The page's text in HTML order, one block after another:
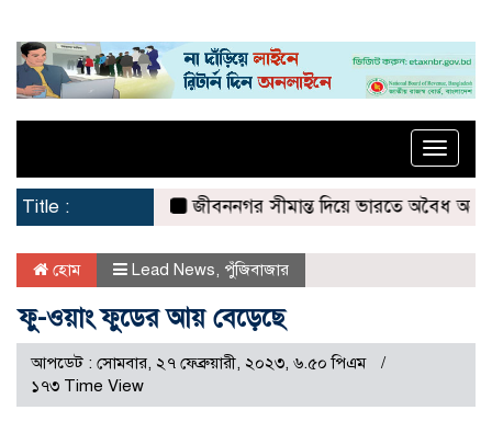
Toggle
Title :
জীবননগর সীমান্ত দিয়ে ভারতে অবৈধ
হোম Lead News পুঁজিবাজার
ফু-ওয়াং ফুডের আয় বেড়েছে
আপডেট : সোমবার, ২৭ ফেব্রুয়ারী, ২০২৩, ৬.৫০ পিএম
১৭৩ Time View